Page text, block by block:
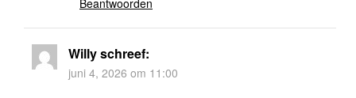
Willyschreef:
juni 4, 2026 om 11:00